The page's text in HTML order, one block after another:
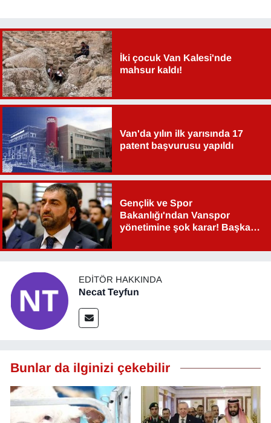
İki çocuk Van Kalesi'nde
mahsur kaldı!
Van'da yılın ilk yarısında 17
patent başvurusu yapıldı
Gençlik ve Spor
Bakanlığı'ndan Vanspor
yönetimine şok karar! Başkan
EDITÖR HAKKINDA
Necat Teyfun
Bunlar da ilginizi çekebilir